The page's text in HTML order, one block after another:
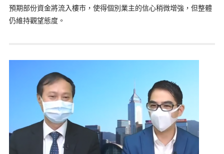
預期部份資金將流入樓市，使得個別業主的信心稍微增強，但整體
仍維持觀望態度。